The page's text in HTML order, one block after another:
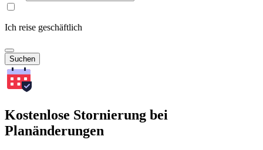
Ich reise geschäftlich
Suchen
Kostenlose Stornierung bei
Planänderungen